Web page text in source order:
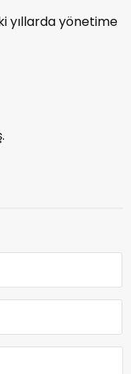
yıllarda yönetime